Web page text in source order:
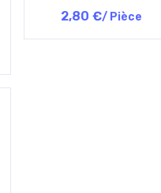
2,80 €/ Pièce